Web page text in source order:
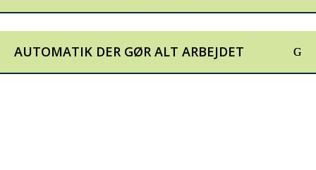
AUTOMATIK DER GØR ALT ARBEJDET